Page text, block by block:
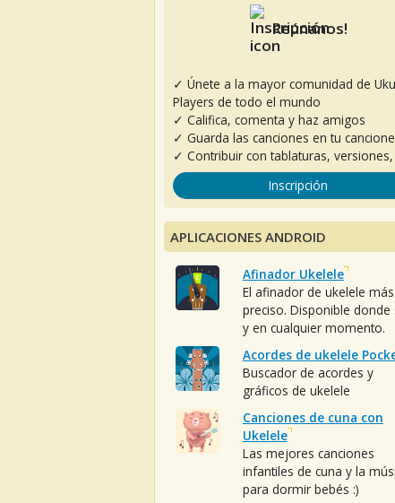
Reúnanos!
✓ Únete a la mayor comunidad de
Players de todo el mundo
✓ Califica, comenta y haz amigos
✓ Guarda las canciones en tu
✓ Contribuir con tablaturas, versiones,
Inscripción
APLICACIONES ANDROID
Afinador Ukelele
El afinador de ukelele más
preciso. Disponible donde
y en cualquier momento.
Acordes de ukelele
Buscador de acordes y
gráficos de ukelele
Canciones de cuna con
Ukelele
Las mejores canciones
infantiles de cuna y la
para dormir bebés :)